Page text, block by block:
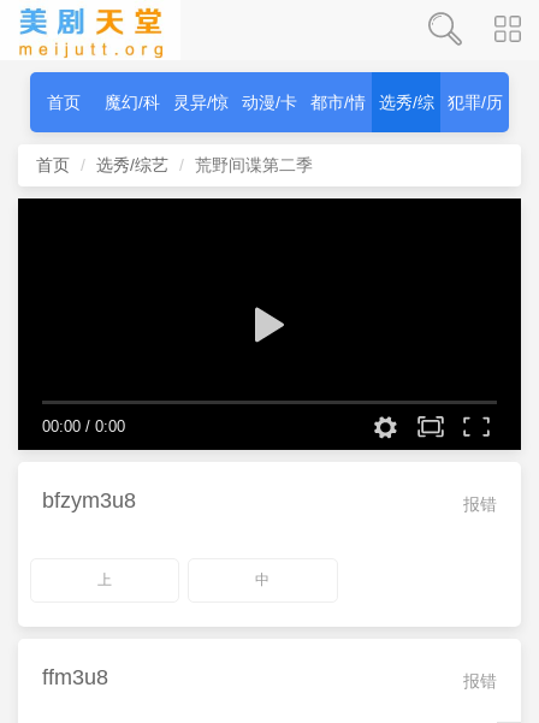
首页 魔幻/科
幻
灵异/惊
秫
动漫/卡
通
都市/情 选秀/综 犯罪/历
首页 选秀/综艺 荒野间谍第二季
00:00 / 0:00
报错
bfzym3u8
上 中
报错
ffm3u8